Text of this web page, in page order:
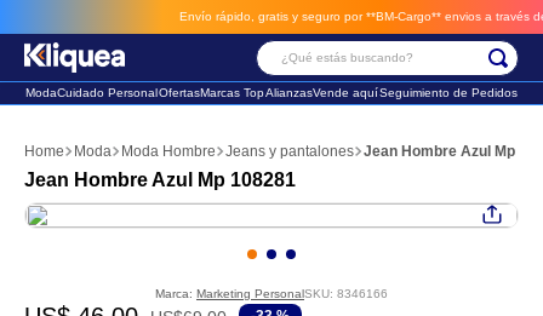
Envío rápido, gratis y seguro por **BM-Cargo** envios a través de
¿Qué estás buscando?
ModaCuidado PersonalOfertasMarcas TopAlianzasVende aquíSeguimiento de Pedidos
Moda Moda Hombre Jeans y pantalones Jean Hombre Azul Mp
Jean Hombre Azul Mp 108281
Marca: Marketing PersonalSKU: 8346166
2. sandalia